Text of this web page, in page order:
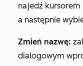
najedź
a następnie
Zmień nazwę:
dialogowym